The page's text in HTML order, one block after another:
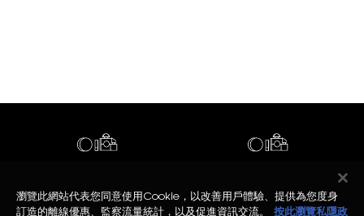
瀏覽此網站代表您同意使用Cookie，以改善用戶體驗、提供為您度身
訂造的離線優惠、監察流量統計，以及促進資訊交流。
按此瀏覽私隱政